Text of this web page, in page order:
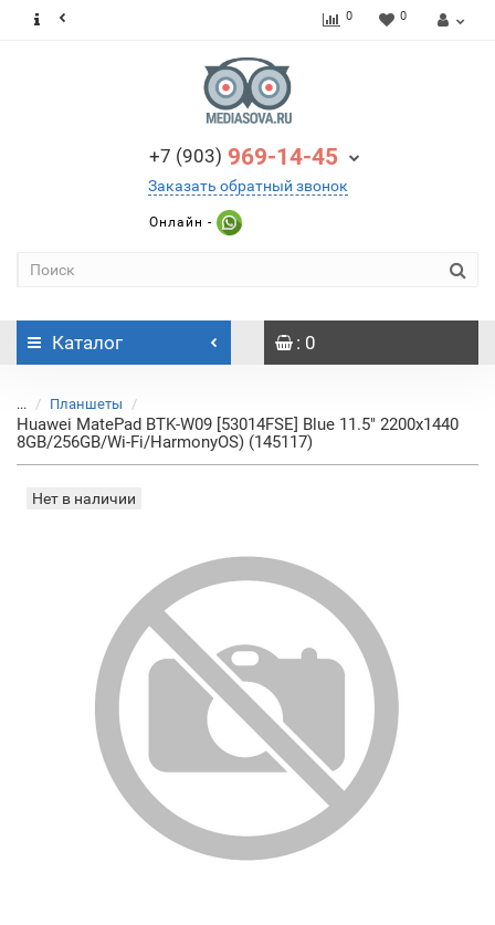
0 0
+7 (903) 969-14-45
Заказать обратный звонок
Онлайн -
Каталог : 0
... Планшеты
Huawei MatePad BTK-W09 [53014FSE] Blue 11.5" 2200x1440
8GB/256GB/Wi-Fi/HarmonyOS) (145117)
Нет в наличии